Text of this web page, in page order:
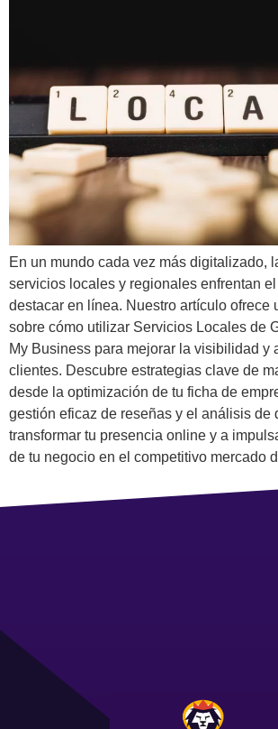
En un mundo cada vez más digitalizado,
servicios locales y regionales enfrentan
destacar en línea. Nuestro artículo ofrece
sobre cómo utilizar Servicios Locales de
My Business para mejorar la visibilidad y
clientes. Descubre estrategias clave de
desde la optimización de tu ficha de
gestión eficaz de reseñas y el análisis de
transformar tu presencia online y a
de tu negocio en el competitivo mercado